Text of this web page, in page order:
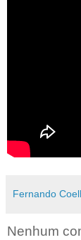
Fernando
Nenhum